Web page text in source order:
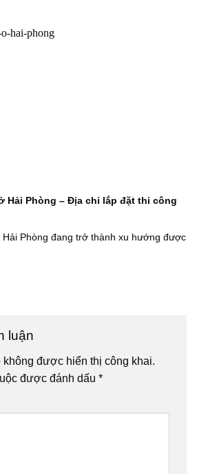
Hải Phòng – Địa chỉ lắp đặt thi công
Phòng đang trở thành xu hướng được
luận
không được hiển thị công khai.
được đánh dấu *